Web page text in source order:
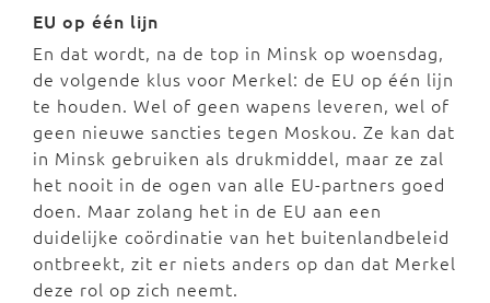
EU op één lijn
En dat wordt, na de top in Minsk op woensdag,
de volgende klus voor Merkel: de EU op één lijn
te houden. Wel of geen wapens leveren, wel of
geen nieuwe sancties tegen Moskou. Ze kan dat
in Minsk gebruiken als drukmiddel, maar ze zal
het nooit in de ogen van alle EU-partners goed
doen. Maar zolang het in de EU aan een
duidelijke coördinatie van het buitenlandbeleid
ontbreekt, zit er niets anders op dan dat Merkel
deze rol op zich neemt.